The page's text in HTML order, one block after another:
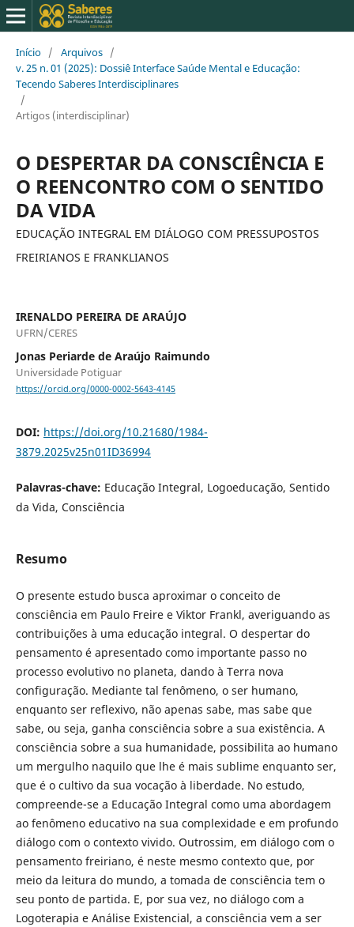
Início / Arquivos /
v. 25 n. 01 (2025): Dossiê Interface Saúde Mental e Educação:
Tecendo Saberes Interdisciplinares
/
Artigos (interdisciplinar)
O DESPERTAR DA CONSCIÊNCIA E
O REENCONTRO COM O SENTIDO
DA VIDA
EDUCAÇÃO INTEGRAL EM DIÁLOGO COM PRESSUPOSTOS
FREIRIANOS E FRANKLIANOS
IRENALDO PEREIRA DE ARAÚJO
UFRN/CERES
Jonas Periarde de Araújo Raimundo
Universidade Potiguar
https://orcid.org/0000-0002-5643-4145
DOI: https://doi.org/10.21680/1984-
3879.2025v25n01ID36994
Palavras-chave: Educação Integral, Logoeducação, Sentido
da Vida, Consciência
Resumo
O presente estudo busca aproximar o conceito de
consciência em Paulo Freire e Viktor Frankl, averiguando as
contribuições à uma educação integral. O despertar do
pensamento é apresentado como importante passo no
processo evolutivo no planeta, dando à Terra nova
configuração. Mediante tal fenômeno, o ser humano,
enquanto ser reflexivo, não apenas sabe, mas sabe que
sabe, ou seja, ganha consciência sobre a sua existência. A
consciência sobre a sua humanidade, possibilita ao humano
um mergulho naquilo que lhe é mais sublime enquanto ser,
que é o cultivo da sua vocação à liberdade. No estudo,
compreende-se a Educação Integral como uma abordagem
ao fenômeno educativo na sua complexidade e em profundo
diálogo com o contexto vivido. Outrossim, em diálogo com o
pensamento freiriano, é neste mesmo contexto que, por
meio da leitura do mundo, a tomada de consciência tem o
seu ponto de partida. E, por sua vez, no diálogo com a
Logoterapia e Análise Existencial, a consciência vem a ser